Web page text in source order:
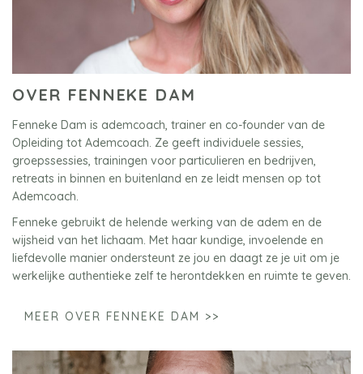
OVER FENNEKE DAM
Fenneke Dam is ademcoach, trainer en co-founder van de
Opleiding tot Ademcoach. Ze geeft individuele sessies,
groepssessies, trainingen voor particulieren en bedrijven,
retreats in binnen en buitenland en ze leidt mensen op tot
Ademcoach.
Fenneke gebruikt de helende werking van de adem en de
wijsheid van het lichaam. Met haar kundige, invoelende en
liefdevolle manier ondersteunt ze jou en daagt ze je uit om je
werkelijke authentieke zelf te herontdekken en ruimte te geven.
MEER OVER FENNEKE DAM >>